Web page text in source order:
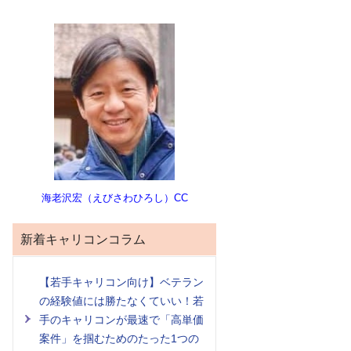
海老沢宏（えびさわひろし）CC
新着キャリコンコラム
【若手キャリコン向け】ベテラン
の経験値には勝たなくていい！若
手のキャリコンが最速で「高単価
案件」を掴むためのたった1つの